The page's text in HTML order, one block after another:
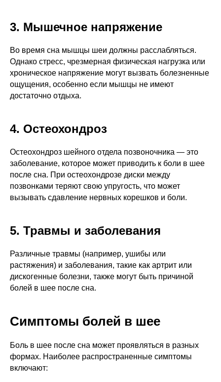
3. Мышечное напряжение
Во время сна мышцы шеи должны расслабляться.
Однако стресс, чрезмерная физическая нагрузка или
хроническое напряжение могут вызвать болезненные
ощущения, особенно если мышцы не имеют
достаточно отдыха.
4. Остеохондроз
Остеохондроз шейного отдела позвоночника — это
заболевание, которое может приводить к боли в шее
после сна. При остеохондрозе диски между
позвонками теряют свою упругость, что может
вызывать сдавление нервных корешков и боли.
5. Травмы и заболевания
Различные травмы (например, ушибы или
растяжения) и заболевания, такие как артрит или
дискогенные болезни, также могут быть причиной
болей в шее после сна.
Симптомы болей в шее
Боль в шее после сна может проявляться в разных
формах. Наиболее распространенные симптомы
включают: